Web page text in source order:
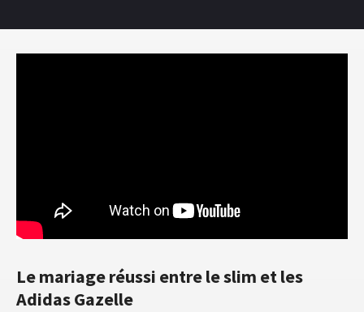
Le mariage réussi entre le slim et les
Adidas Gazelle